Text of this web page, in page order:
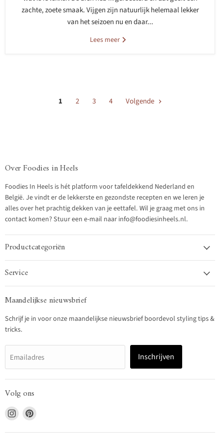
zachte, zoete smaak. Vijgen zijn natuurlijk helemaal lekker
van het seizoen nu en daar...
Lees meer
1 2 3 4 Volgende
Over Foodies in Heels
Foodies In Heels is hét platform voor tafeldekkend Nederland en
België. Je vindt er de lekkerste en gezondste recepten en we leren je
alles over het prachtig dekken van je eettafel. Wil je graag met ons in
contact komen? Stuur een e-mail naar info@foodiesinheels.nl.
Productcategoriën
Service
Maandelijkse nieuwsbrief
Schrijf je in voor onze maandelijkse nieuwsbrief boordevol styling tips &
tricks.
Emailadres Inschrijven
Volg ons
Vind
ons
op
Vind
op